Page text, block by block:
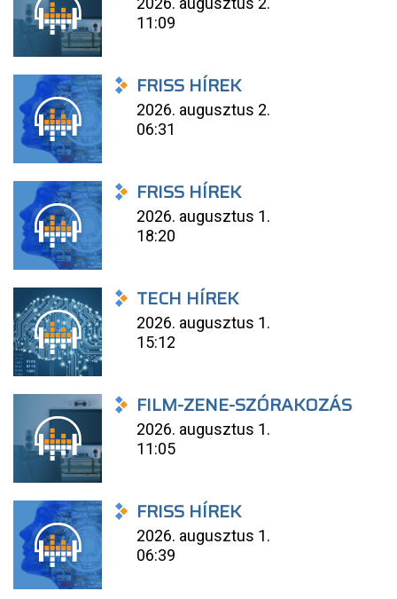
11:09
FRISS HÍREK
2026. augusztus 2.
06:31
FRISS HÍREK
2026. augusztus 1.
18:20
TECH HÍREK
2026. augusztus 1.
15:12
FILM-ZENE-SZÓRAKOZÁS
2026. augusztus 1.
11:05
FRISS HÍREK
2026. augusztus 1.
06:39